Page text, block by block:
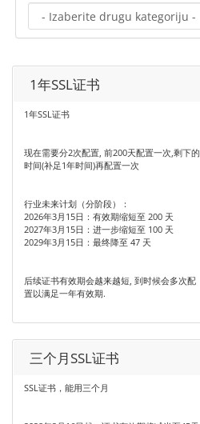
1年SSL证书
1年SSL证书
现在需要分2次配置, 前200天配置一次,剩下的
时间(补足1年时间)再配置一次
行业未来计划‌（分阶段）：
‌2026年3月15日‌：有效期缩短至 ‌200 天‌
‌2027年3月15日‌：进一步缩短至 ‌100 天‌
‌2029年3月15日‌：最终降至 ‌47 天‌ ‌
后续证书有效期会越来越短, 到时候会多次配
置以满足一年有效期.
三个月SSL证书
SSL证书，能用三个月